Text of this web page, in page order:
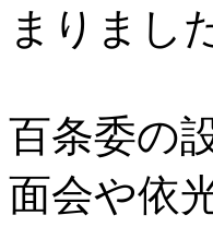
まりまし
百条委の
面会や依